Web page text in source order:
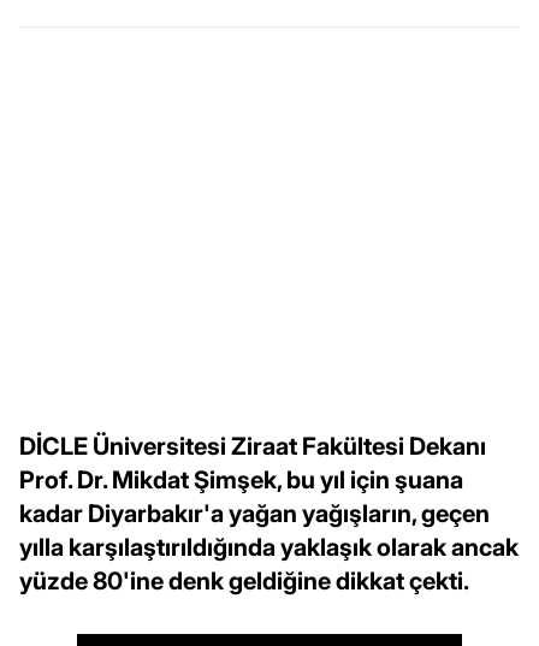
DİCLE Üniversitesi Ziraat Fakültesi Dekanı
Prof. Dr. Mikdat Şimşek, bu yıl için şuana
kadar Diyarbakır'a yağan yağışların, geçen
yılla karşılaştırıldığında yaklaşık olarak ancak
yüzde 80'ine denk geldiğine dikkat çekti.